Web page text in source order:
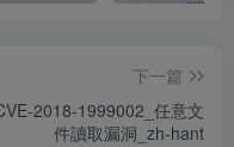
下一篇
2018-1999002_任意文
件讀取漏洞_zh-hant